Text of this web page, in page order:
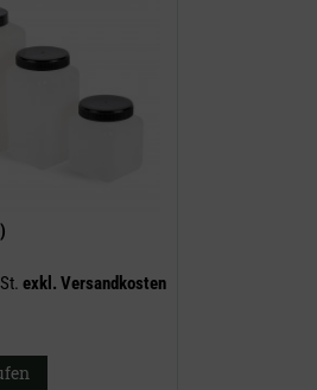
exkl. Versandkosten